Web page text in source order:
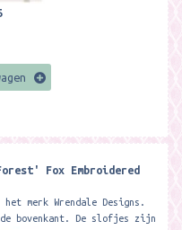
Fox Embroidered
merk Wrendale Designs.
de bovenkant. De slofjes zijn